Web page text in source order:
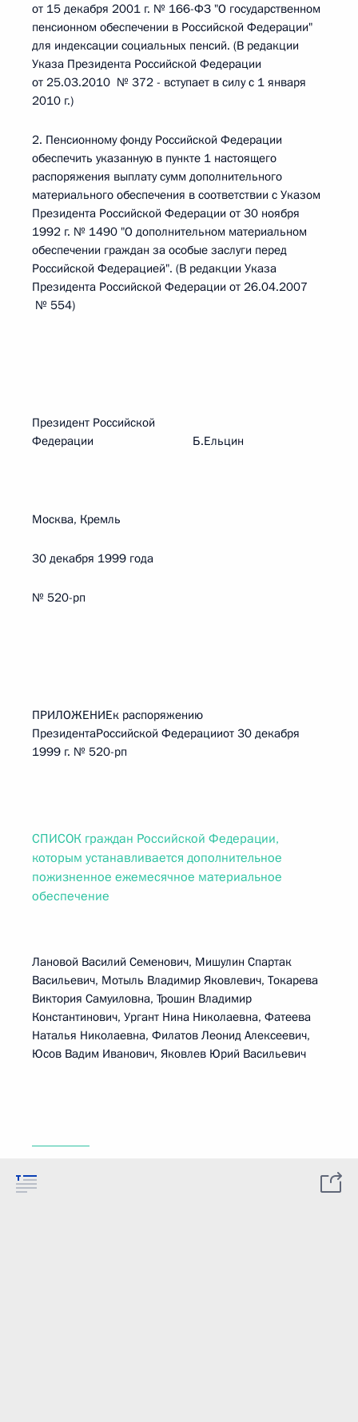
от 15 декабря 2001 г. № 166-ФЗ "О государственном
пенсионном обеспечении в Российской Федерации"
для индексации социальных пенсий. (В редакции
Указа Президента Российской Федерации
от 25.03.2010 № 372 - вступает в силу с 1 января
2010 г.)
2. Пенсионному фонду Российской Федерации
обеспечить указанную в пункте 1 настоящего
распоряжения выплату сумм дополнительного
материального обеспечения в соответствии с Указом
Президента Российской Федерации от 30 ноября
1992 г. № 1490 "О дополнительном материальном
обеспечении граждан за особые заслуги перед
Российской Федерацией". (В редакции Указа
Президента Российской Федерации от 26.04.2007
№ 554)
Президент Российской
Федерации Б.Ельцин
Москва, Кремль
30 декабря 1999 года
№ 520-рп
ПРИЛОЖЕНИЕк распоряжению
ПрезидентаРоссийской Федерацииот 30 декабря
1999 г. № 520-рп
СПИСОК граждан Российской Федерации,
которым устанавливается дополнительное
пожизненное ежемесячное материальное
обеспечение
Лановой Василий Семенович, Мишулин Спартак
Васильевич, Мотыль Владимир Яковлевич, Токарева
Виктория Самуиловна, Трошин Владимир
Константинович, Ургант Нина Николаевна, Фатеева
Наталья Николаевна, Филатов Леонид Алексеевич,
Юсов Вадим Иванович, Яковлев Юрий Васильевич